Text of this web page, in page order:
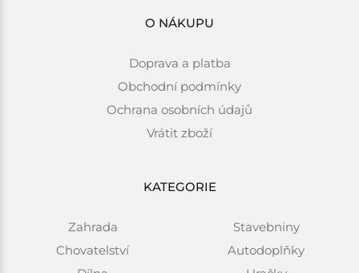
O NÁKUPU
Doprava a platba
Obchodní podmínky
Ochrana osobních údajů
Vrátit zboží
KATEGORIE
Zahrada
Chovatelství
Stavebniny
Autodoplňky